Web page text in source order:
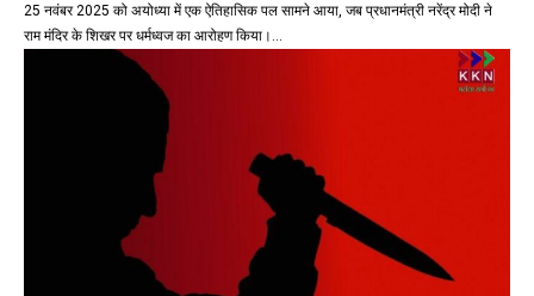
25 नवंबर 2025 को अयोध्या में एक ऐतिहासिक पल सामने आया, जब प्रधानमंत्री नरेंद्र मोदी ने
राम मंदिर के शिखर पर धर्मध्वज का आरोहण किया।...